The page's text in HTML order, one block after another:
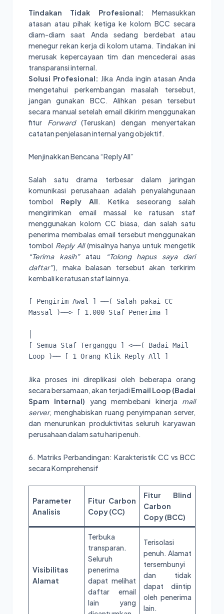
Tindakan Tidak Profesional: Memasukkan
atasan atau pihak ketiga ke kolom BCC secara
diam-diam saat Anda sedang berdebat atau
menegur rekan kerja di kolom utama. Tindakan ini
merusak kepercayaan tim dan mencederai asas
transparansi internal.
Solusi Profesional: Jika Anda ingin atasan Anda
mengetahui perkembangan masalah tersebut,
jangan gunakan BCC. Alihkan pesan tersebut
secara manual setelah email dikirim menggunakan
fitur Forward(Teruskan) dengan menyertakan
catatan penjelasan internal yang objektif.
Menjinakkan Bencana “Reply All”
Salah satu drama terbesar dalam jaringan
komunikasi perusahaan adalah penyalahgunaan
tombol Reply All. Ketika seseorang salah
mengirimkan email massal ke ratusan staf
menggunakan kolom CC biasa, dan salah satu
penerima membalas email tersebut menggunakan
tombol Reply All(misalnya hanya untuk mengetik
“Terima kasih”atau
“Tolong hapus saya dari
daftar”), maka balasan tersebut akan terkirim
kembali ke ratusan staf lainnya.
[ Pengirim Awal ] ──( Salah pakai CC
Massal )──> [ 1.000 Staf Penerima ]
[ Semua Staf Terganggu ] <──( Badai Mail
Jika proses ini direplikasi oleh beberapa orang
secara bersamaan, akan terjadi Email Loop (Badai
Spam Internal) yang membebani kinerja mail
server, menghabiskan ruang penyimpanan server,
dan menurunkan produktivitas seluruh karyawan
perusahaan dalam satu hari penuh.
6. Matriks Perbandingan: Karakteristik CC vs BCC
secara Komprehensif
Parameter
Analisis
Fitur Carbon
Copy (CC)
Fitur Blind
Carbon
Copy (BCC)
Visibilitas
Alamat
Terbuka
transparan.
Seluruh
penerima
dapat melihat
daftar email
lain yang
Terisolasi
penuh. Alamat
tersembunyi
dan tidak
dapat diintip
oleh penerima
lain.